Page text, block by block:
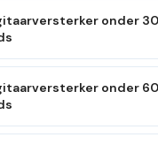
onder
onder